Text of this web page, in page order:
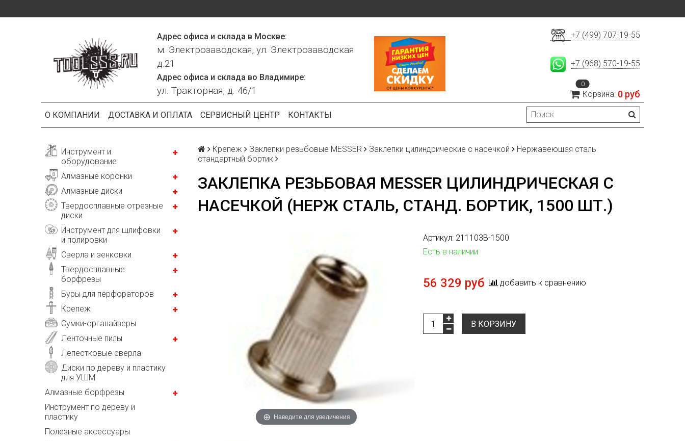
Адрес офиса и склада в Москве:
м. Электрозаводская, ул. Электрозаводская
д.21
Адрес офиса и склада во Владимире:
ул. Тракторная, д. 46/1
+7 (499) 707-19-55
+7 (968) 570-19-55
0
Корзина: 0 руб
О КОМПАНИИ ДОСТАВКА И ОПЛАТА СЕРВИСНЫЙ ЦЕНТР КОНТАКТЫ
Инструмент и
оборудование
Алмазные коронки
Алмазные диски
Твердосплавные отрезные
диски
Инструмент для шлифовки
и полировки
Сверла и зенковки
Твердосплавные
борфрезы
Буры для перфораторов
Крепеж
Сумки-органайзеры
Ленточные пилы
Лепестковые сверла
Диски по дереву и пластику
для УШМ
Алмазные борфрезы
Инструмент по дереву и
пластику
Полезные аксессуары
Крепеж Заклепки резьбовые MESSER Заклепки цилиндрические с насечкой
Нержавеющая сталь
стандартный бортик
ЗАКЛЕПКА РЕЗЬБОВАЯ MESSER ЦИЛИНДРИЧЕСКАЯ С
НАСЕЧКОЙ (НЕРЖ СТАЛЬ, СТАНД. БОРТИК, 1500 ШТ.)
Наведите для увеличения
Артикул: 211103B-1500
Есть в наличии
56 329 руб добавить к сравнению
В КОРЗИНУ